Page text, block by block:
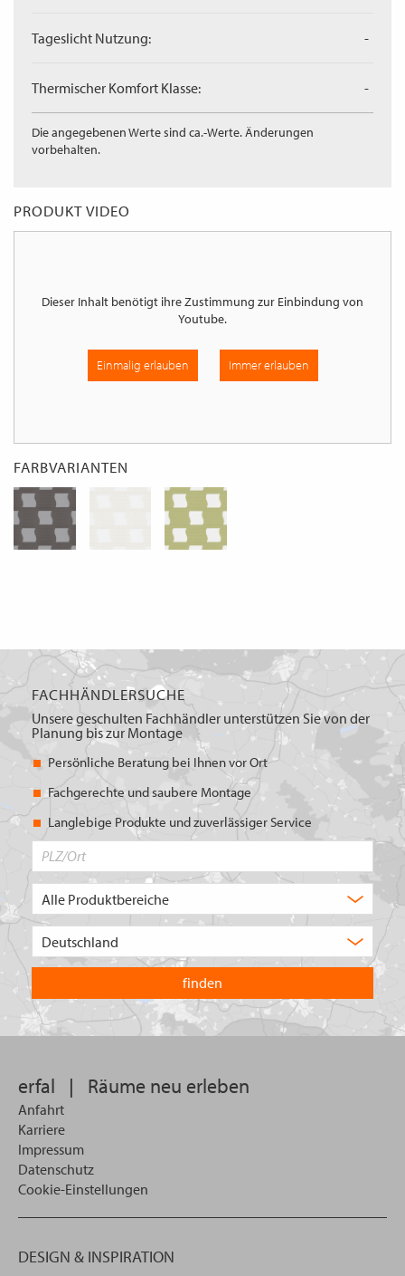
Tageslicht Nutzung: -
Thermischer Komfort Klasse: -
Die angegebenen Werte sind ca.-Werte. Änderungen
vorbehalten.
PRODUKT VIDEO
Dieser Inhalt benötigt ihre Zustimmung zur Einbindung von
Youtube.
Einmalig erlauben Immer erlauben
FARBVARIANTEN
FACHHÄNDLERSUCHE
Unsere geschulten Fachhändler unterstützen Sie von der
Planung bis zur Montage
Persönliche Beratung bei Ihnen vor Ort
Fachgerechte und saubere Montage
Langlebige Produkte und zuverlässiger Service
in
welchem
Land
Sie
suchen
erfal | Räume neu erleben
Anfahrt
Karriere
Impressum
Datenschutz
Cookie-Einstellungen
DESIGN & INSPIRATION